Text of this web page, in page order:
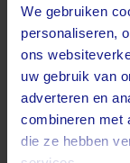
We gebruiken
personaliseren,
ons
uw gebruik van
adverteren en
combineren met
die ze hebben
Producten
Ventilatie
Verwarming
Zonnepanelen
Loodgieters-,
Elektrotechniek